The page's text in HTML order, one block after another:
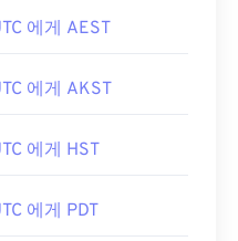
에게 AEST
에게 AKST
에게 HST
에게 PDT